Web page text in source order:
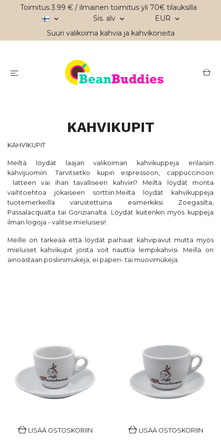
Toimitus 3.99 € / ilmainen toimitus yli 70€ tilauksilla
Sis. alv
EUR
Suuri valikoima kahvia ja kahvikoneita
KAHVIKUPIT
KAHVIKUPIT
Meiltä löydät laajan valikoiman kahvikuppeja erilaisiin
kahvijuomiin. Tarvitsetko kupin espressoon, cappuccinoon
latteen vai ihan tavalliseen kahviin? Meiltä löydät monta
vaihtoehtoa jokaiseen sorttiin.Meiltä löydät kahvikuppeja
tuotemerkeillä varustettuina esimerkiksi Zoegasilta,
Passalacqualta tai Gorizianalta. Löydät kuitenkin myös kuppeja
ilman logoja - valitse mieluisesi!
Meille on tärkeää että löydät parhaat kahvipavut mutta myös
mieluiset kahvikupit joista voit nauttia lempikahvisi. Meillä on
ainoastaan posliinimukeja, ei paperi- tai muovimukeja.
LISÄÄ OSTOSKORIIN LISÄÄ OSTOSKORIIN